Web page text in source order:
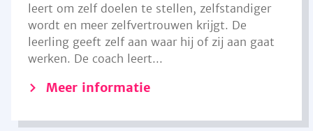
leert om zelf doelen te stellen, zelfstandiger
wordt en meer zelfvertrouwen krijgt. De
leerling geeft zelf aan waar hij of zij aan gaat
werken. De coach leert...
Meer informatie